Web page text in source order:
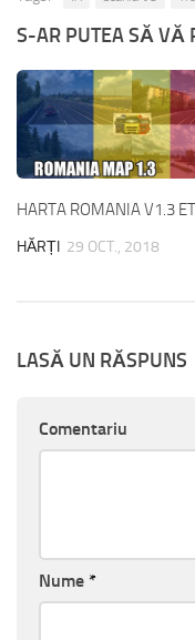
S-AR PUTEA SĂ VĂ
HARTA ROMANIA V1.3
HĂRȚI 29 OCT., 2018
LASĂ UN RĂSPUNS
Comentariu
Nume *